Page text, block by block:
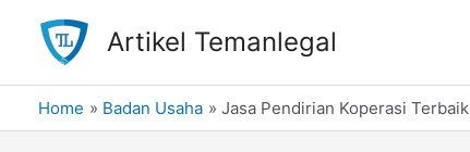
content
Artikel Temanlegal
Home Badan Usaha Jasa Pendirian Koperasi Terbaik